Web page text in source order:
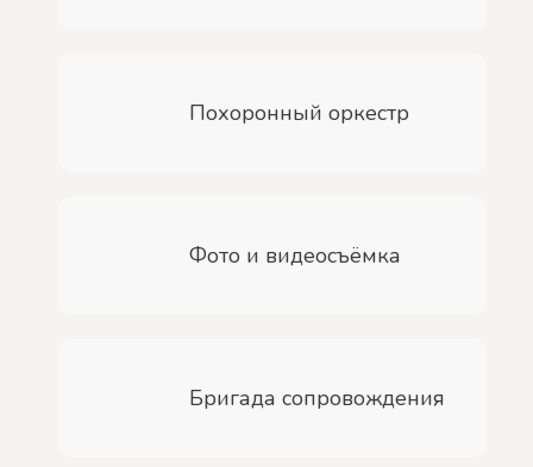
Похоронный оркестр
Фото и видеосъёмка
Бригада сопровождения